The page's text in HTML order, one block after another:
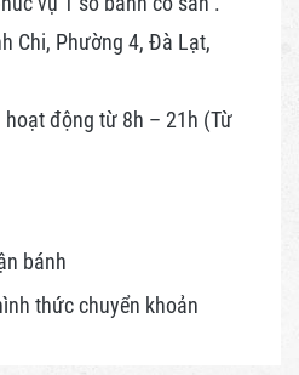
Chi, Phường 4, Đà Lạt,
hoạt động từ 8h – 21h (Từ
bánh
thứcchuyển khoản